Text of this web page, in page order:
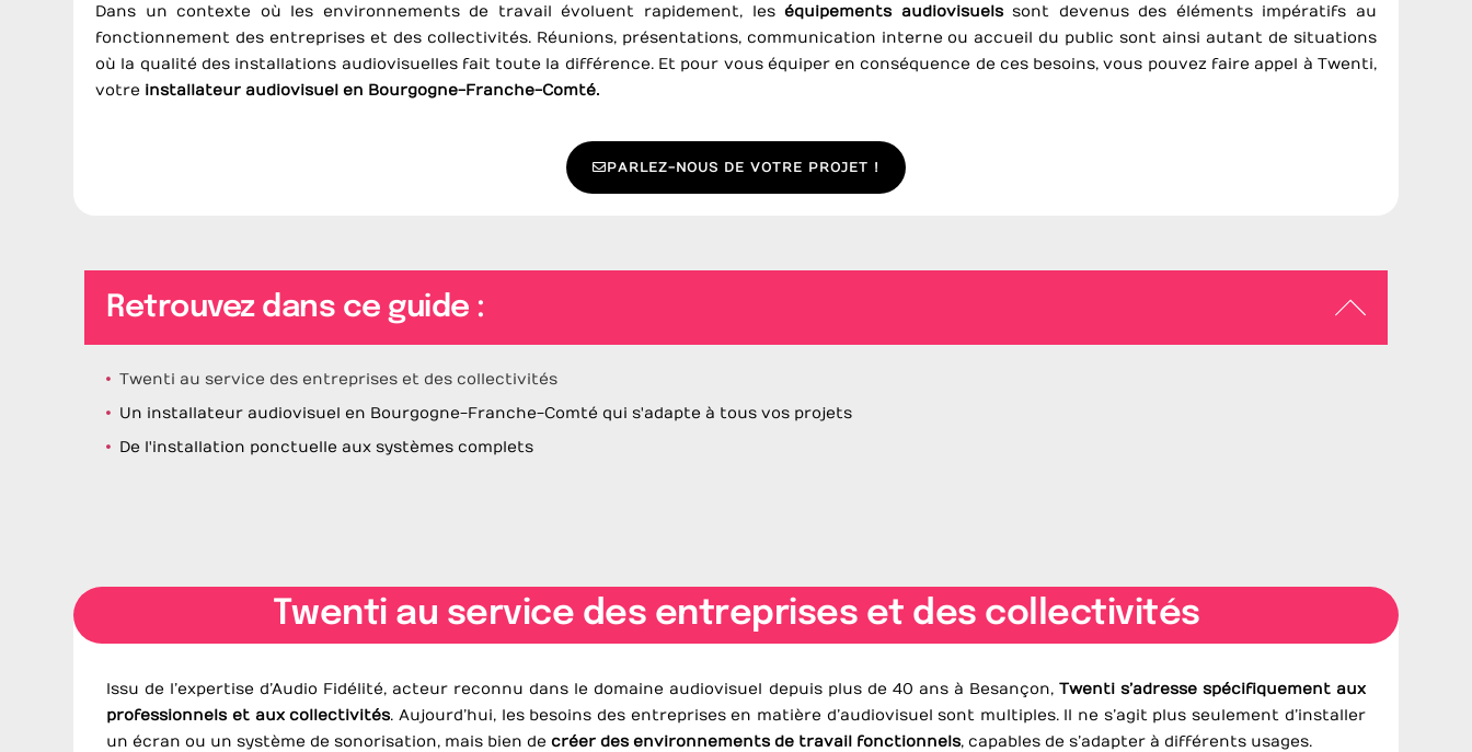
Dans un contexte où les environnements de travail évoluent rapidement, leséquipements audiovisuelssont devenus des éléments impératifs au
fonctionnement des entreprises et des collectivités. Réunions, présentations, communication interne ou accueil du public sont ainsi autant de situations
où la qualité des installations audiovisuelles fait toute la différence. Et pour vous équiper en conséquence de ces besoins, vous pouvez faire appel à Twenti,
votre installateur audiovisuel en Bourgogne-Franche-Comté.
PARLEZ-NOUS DE VOTRE PROJET !
Retrouvez dans ce guide :
Twenti au service des entreprises et des collectivités
Un installateur audiovisuel en Bourgogne-Franche-Comté qui s'adapte à tous vos projets
De l'installation ponctuelle aux systèmes complets
Twenti au service des entreprises et des collectivités
Issu de l’expertise d’Audio Fidélité, acteur reconnu dans le domaine audiovisuel depuis plus de 40 ans à Besançon, Twenti s’adresse spécifiquement aux
professionnels et aux collectivités. Aujourd’hui, les besoins des entreprises en matière d’audiovisuel sont multiples. Il ne s’agit plus seulement d’installer
un écran ou un système de sonorisation, mais bien decréer des environnements de travail fonctionnels, capables de s’adapter à différents usages.